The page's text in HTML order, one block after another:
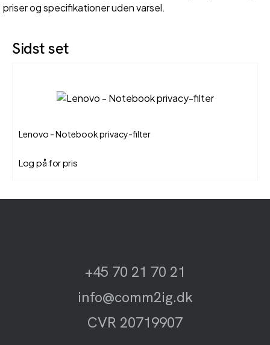
priser og specifikationer uden varsel.
Sidst set
Lenovo - Notebook privacy-filter
Log på for pris
+45 70 21 70 21
info@comm2ig.dk
CVR 20719907